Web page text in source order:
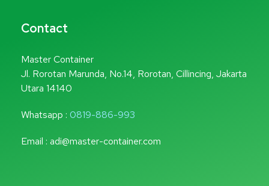
Contact
Master Container
Jl. Rorotan Marunda, No.14, Rorotan, Cillincing, Jakarta
Utara 14140
Whatsapp : 0819-886-993
Email : adi@master-container.com